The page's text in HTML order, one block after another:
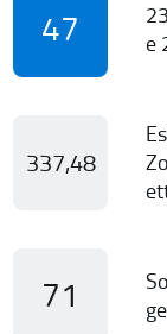
47
e
337,48
71